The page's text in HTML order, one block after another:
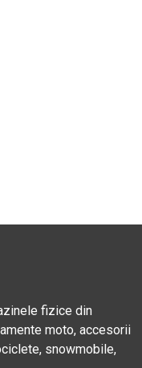
fizice din
moto, accesorii
snowmobile,